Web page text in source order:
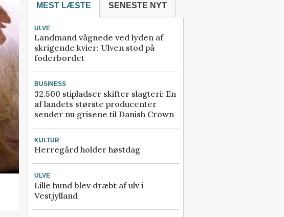
MEST LÆSTE SENESTE NYT
ULVE
Landmand vågnede ved lyden af
skrigende kvier: Ulven stod på
foderbordet
BUSINESS
32.500 stipladser skifter slagteri: En
af landets største producenter
sender nu grisene til Danish Crown
KULTUR
Herregård holder høstdag
ULVE
Lille hund blev dræbt af ulv i
Vestjylland